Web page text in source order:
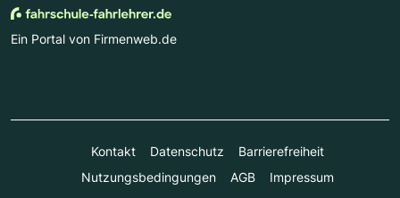
Ein Portal von Firmenweb.de
Kontakt Datenschutz
Barrierefreiheit
Nutzungsbedingungen
AGB Impressum